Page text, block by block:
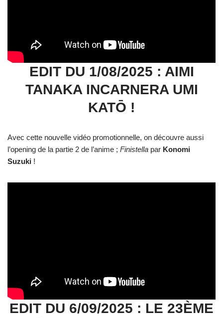
EDIT DU 1/08/2025 : AIMI
TANAKA INCARNERA UMI
KATŌ !
Avec cette nouvelle vidéo promotionnelle, on découvre aussi
l’opening de la partie 2 de l’anime ; Finistella par Konomi
Suzuki !
EDIT DU 6/09/2025 : LE 23ÈME